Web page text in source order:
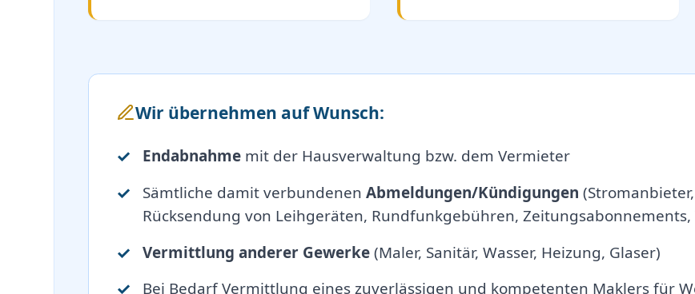
Wir übernehmen auf Wunsch:
Endabnahme mit der Hausverwaltung bzw. dem Vermieter
Sämtliche damit verbundenenAbmeldungen/Kündigungen
Rücksendung von Leihgeräten, Rundfunkgebühren,
Vermittlung anderer Gewerke(Maler, Sanitär, Wasser, Heizung, Glaser)
Bei Bedarf Vermittlung eines zuverlässigen und kompetenten Maklers für